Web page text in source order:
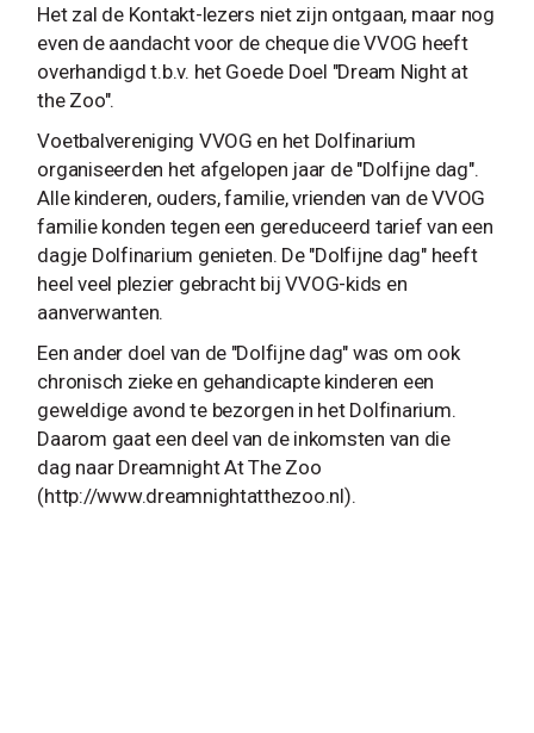
Het zal de Kontakt-lezers niet zijn ontgaan, maar nog
even de aandacht voor de cheque die VVOG heeft
overhandigd t.b.v. het Goede Doel "Dream Night at
the Zoo".
Voetbalvereniging VVOG en het Dolfinarium
organiseerden het afgelopen jaar de "Dolfijne dag".
Alle kinderen, ouders, familie, vrienden van de VVOG
familie konden tegen een gereduceerd tarief van een
dagje Dolfinarium genieten. De "Dolfijne dag" heeft
heel veel plezier gebracht bij VVOG-kids en
aanverwanten.
Een ander doel van de "Dolfijne dag" was om ook
chronisch zieke en gehandicapte kinderen een
geweldige avond te bezorgen in het Dolfinarium.
Daarom gaat een deel van de inkomsten van die
dag naar Dreamnight At The Zoo
(http://www.dreamnightatthezoo.nl).